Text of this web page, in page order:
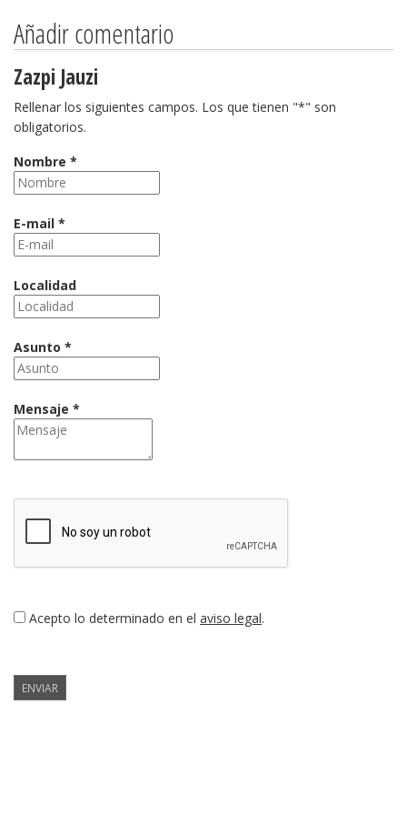
Añadir comentario
Zazpi Jauzi
Rellenar los siguientes campos. Los que tienen "*" son
obligatorios.
Nombre *
E-mail *
Localidad
Asunto *
Mensaje *
Acepto lo determinado en el aviso legal.
ENVIAR